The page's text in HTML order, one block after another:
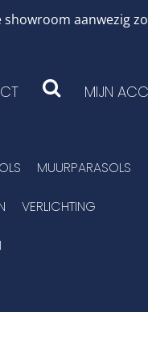
aanwezig
MIJN
MUURPARASOLS
VERLICHTING